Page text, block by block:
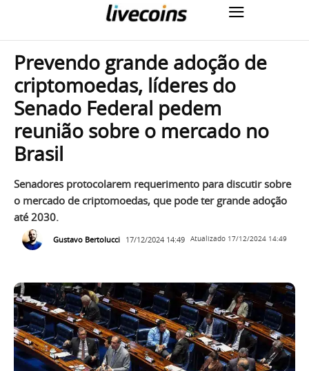
Prevendo grande adoção de
criptomoedas, líderes do
Senado Federal pedem
reunião sobre o mercado no
Brasil
Senadores protocolarem requerimento para discutir sobre
o mercado de criptomoedas, que pode ter grande adoção
até 2030.
Gustavo Bertolucci 17/12/2024 14:49 Atualizado 17/12/2024 14:49